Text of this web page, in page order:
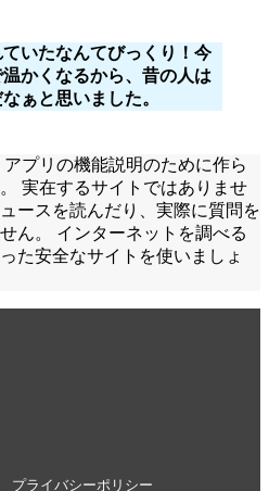
いたなんてびっくり！今
かくなるから、昔の人は
ぁと思いました。
プリの機能説明のために作ら
実在するサイトではありませ
ースを読んだり、実際に質問を
ん。 インターネットを調べる
た安全なサイトを使いましょ
プライバシーポリシー